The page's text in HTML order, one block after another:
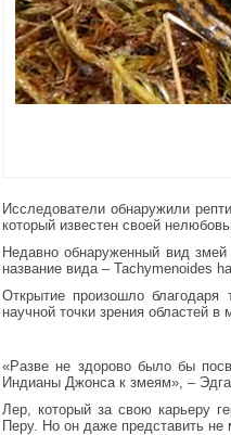
Исследователи обнаружили
который известен своей
Недавно обнаруженный вид
название вида – Tachymenoides
Открытие произошло
научной точки зрения областей в
«Разве не здорово было бы
Индианы Джонса к змеям», –
Лер, который за свою карьеру
Перу. Но он даже представить